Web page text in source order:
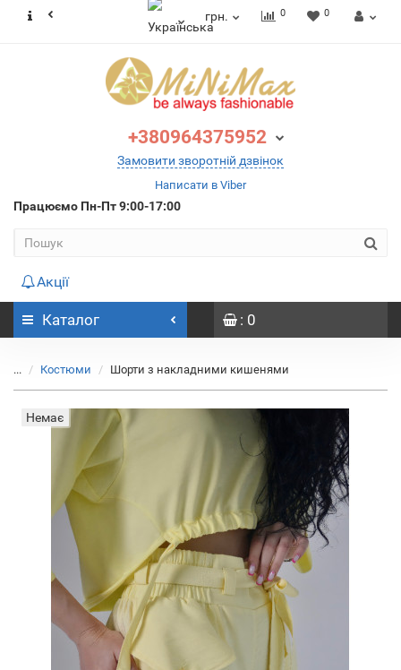
грн. 0 0
+380964375952
Замовити зворотній дзвінок
Написати в Viber
Працюємо Пн-Пт 9:00-17:00
Акції
Каталог : 0
... Костюми Шорти з накладними кишенями
Немає